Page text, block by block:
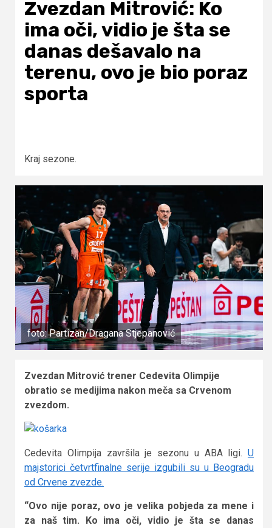
Zvezdan Mitrović: Ko
ima oči, vidio je šta se
danas dešavalo na
terenu, ovo je bio poraz
sporta
Kraj sezone.
foto: Partizan/Dragana Stjepanović
Zvezdan Mitrović trener Cedevita Olimpije
obratio se medijima nakon meča sa Crvenom
zvezdom.
Cedevita Olimpija završila je sezonu u ABA ligi. U
majstorici četvrtfinalne serije izgubili su u Beogradu
od Crvene zvezde.
“Ovo nije poraz, ovo je velika pobjeda za mene i
za naš tim. Ko ima oči, vidio je šta se danas